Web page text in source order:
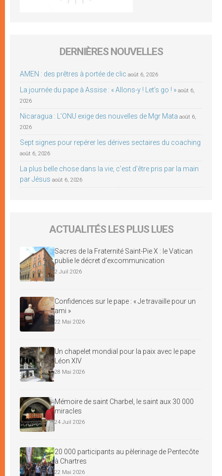
DERNIÈRES NOUVELLES
AMEN : des prêtres à portée de clic août 6, 2026
La journée du pape à Assise : « Allons-y ! Let’s go ! » août 6,
2026
Nicaragua : L’ONU exige des nouvelles de Mgr Mata août 6,
2026
Sept signes pour repérer les dérives sectaires du coaching
août 6, 2026
La plus belle chose dans la vie, c’est d’être pris par la main
par Jésus août 6, 2026
ACTUALITÉS LES PLUS LUES
Sacres de la Fraternité Saint-Pie X : le Vatican
publie le décret d’excommunication
2 Juil 2026
Confidences sur le pape : « Je travaille pour un
ami »
22 Mai 2026
Un chapelet mondial pour la paix avec le pape
Léon XIV
28 Mai 2026
Mémoire de saint Charbel, le saint aux 30 000
miracles
24 Juil 2026
20 000 participants au pèlerinage de Pentecôte
à Chartres
22 Mai 2026